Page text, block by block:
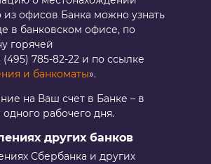
из офисов Банка можно узнать
в банковском офисе, по
горячей
(495) 785-82-22и по ссылке
и банкоматы».
на Ваш счет в Банке – в
рабочего дня.
других банков
Сбербанка и других